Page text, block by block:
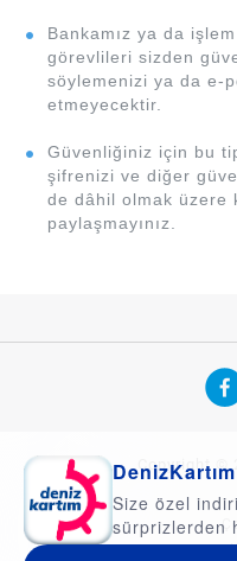
Bankamız ya da
görevlileri sizden
söylemenizi ya da e-
etmeyecektir.
Güvenliğiniz için bu
şifrenizi ve diğer
de dâhil olmak üzere
paylaşmayınız.
Copyright ©
Size özel
sürprizlerden